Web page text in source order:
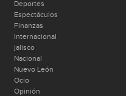
Deportes
Espectáculos
Finanzas
Internacional
jalisco
Nacional
Nuevo León
Ocio
Opinión